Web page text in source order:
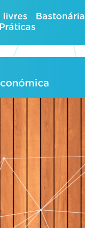
livres Bastonária